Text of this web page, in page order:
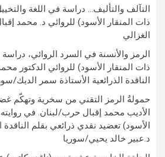
التآلف والتأليف… دراسة في اللغة
ذات المنقار الأسود) للروائي د. محمد
الغزالي
الرمز والأنسنة في السرد الروائي، دراسة
ذات المنقار الأسود) للروائي الدكتور
الناقدة الذرائعية الأستاذة سمر الديك/
حمولةُ الرمز التقني من سخرية وتهكّم
الأديب محمد إقبال حرب/لبنان. في روايته
الأسود) تعضيد نقدي ذرائعي بقلم الناقدة
د.عبير خالد يحيي/سوريا